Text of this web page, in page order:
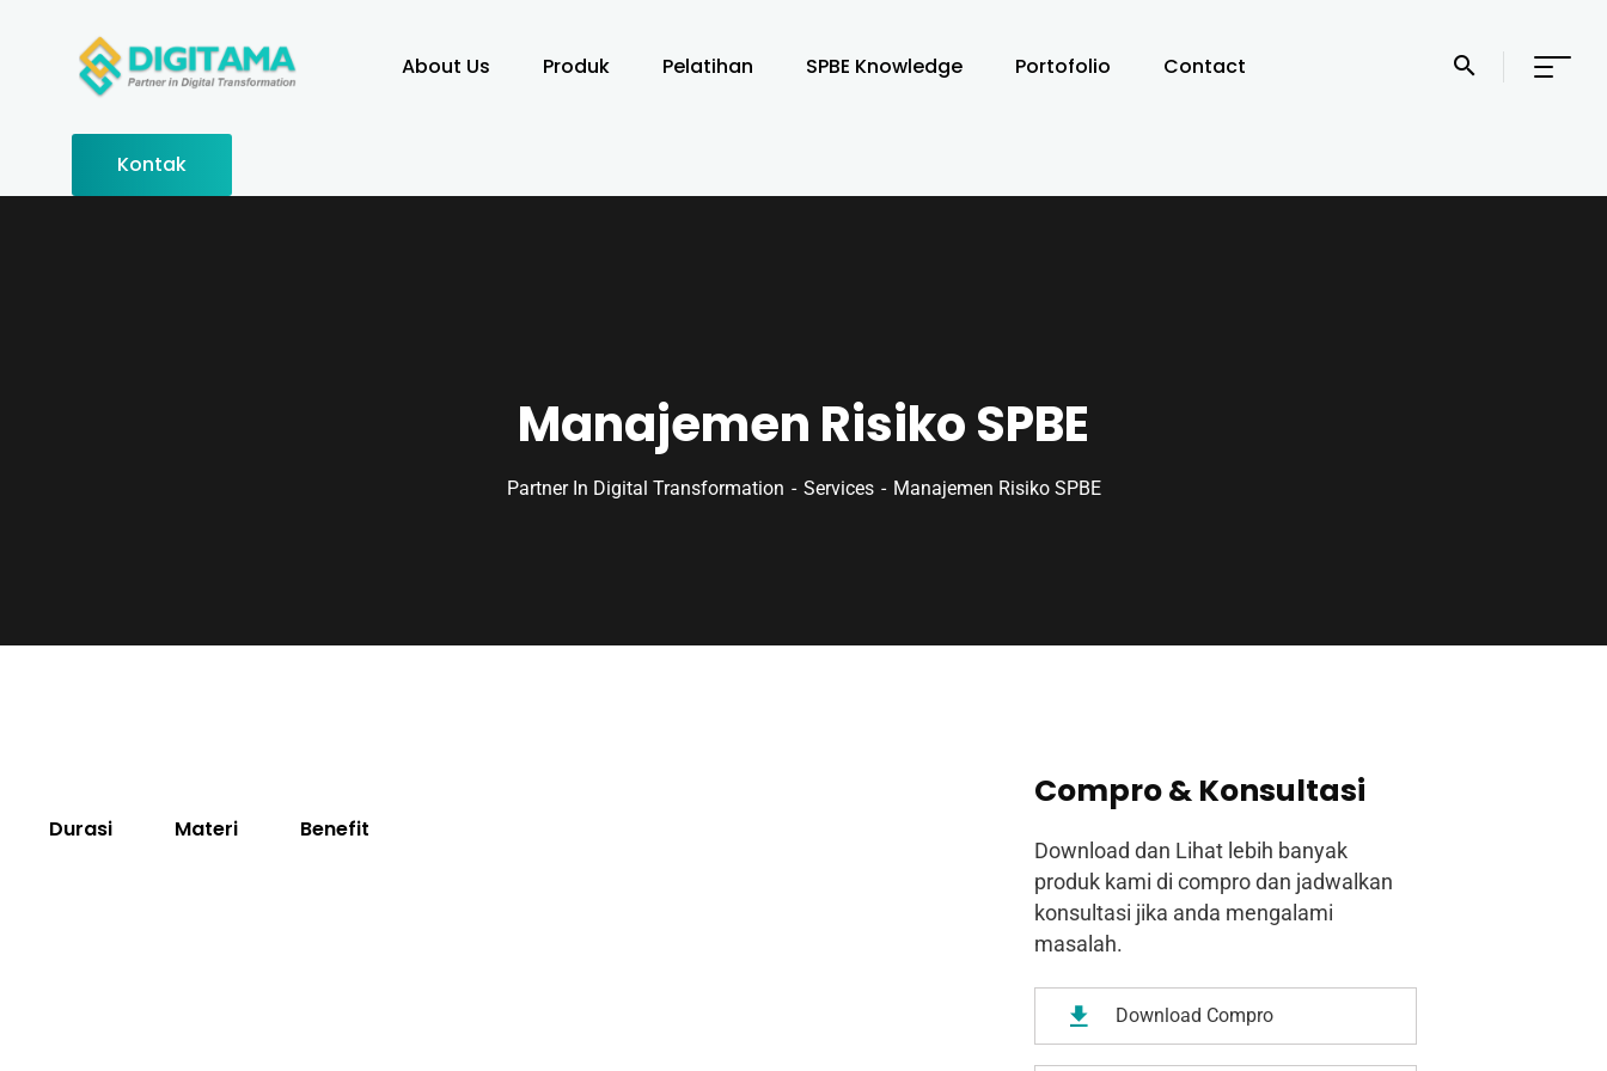
About Us Produk Pelatihan SPBE Knowledge Portofolio Contact
Kontak
Manajemen Risiko SPBE
Partner In Digital Transformation Services Manajemen Risiko SPBE
Durasi Materi Benefit
Compro & Konsultasi
Download dan Lihat lebih banyak
produk kami di compro dan jadwalkan
konsultasi jika anda mengalami
masalah.
Download Compro